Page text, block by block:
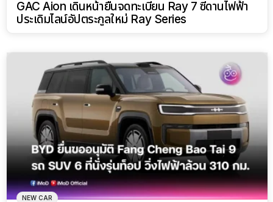
GAC Aion เดินหน้ายื่นจดทะเบียน Ray 7 ซีดานไฟฟ้า
ประเดิมไลน์อัปตระกูลใหม่ Ray Series
NEW CAR